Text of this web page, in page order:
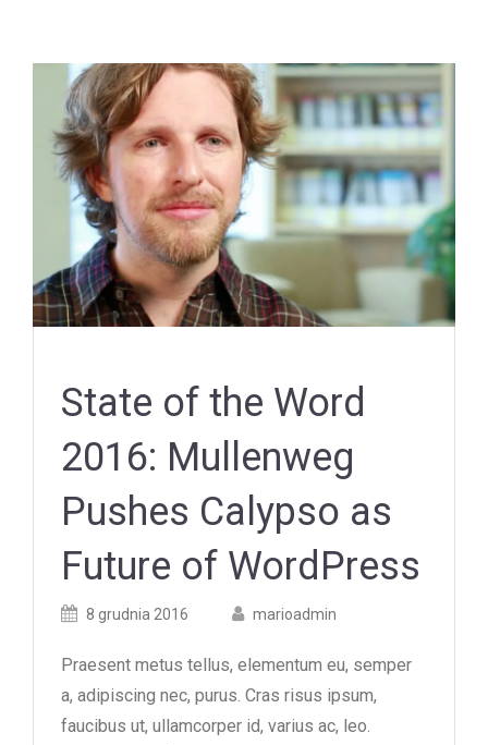
State of the Word
2016: Mullenweg
Pushes Calypso as
Future of WordPress
Posted8 grudnia 2016
Posted
marioadmin
Praesent metus tellus, elementum eu, semper
a, adipiscing nec, purus. Cras risus ipsum,
faucibus ut, ullamcorper id, varius ac, leo.